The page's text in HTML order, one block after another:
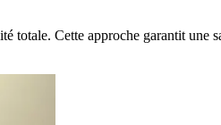
totale. Cette approche garantit une